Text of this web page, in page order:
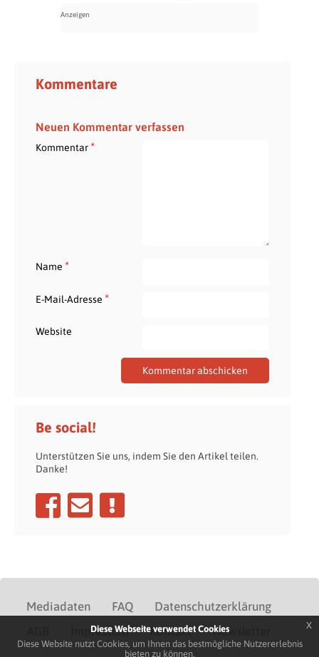
Kommentare
Neuen Kommentar verfassen
Kommentar*
Name *
E-Mail-Adresse *
Website
Be social!
Unterstützen Sie uns, indem Sie den Artikel teilen.
Danke!
Mediadaten FAQ
Datenschutzerklärung
Impressum Kontakt Newsletter
Diese Webseite verwendet Cookies
Diese Website nutzt Cookies, um Ihnen das bestmögliche Nutzererlebnis
bieten zu können.
x